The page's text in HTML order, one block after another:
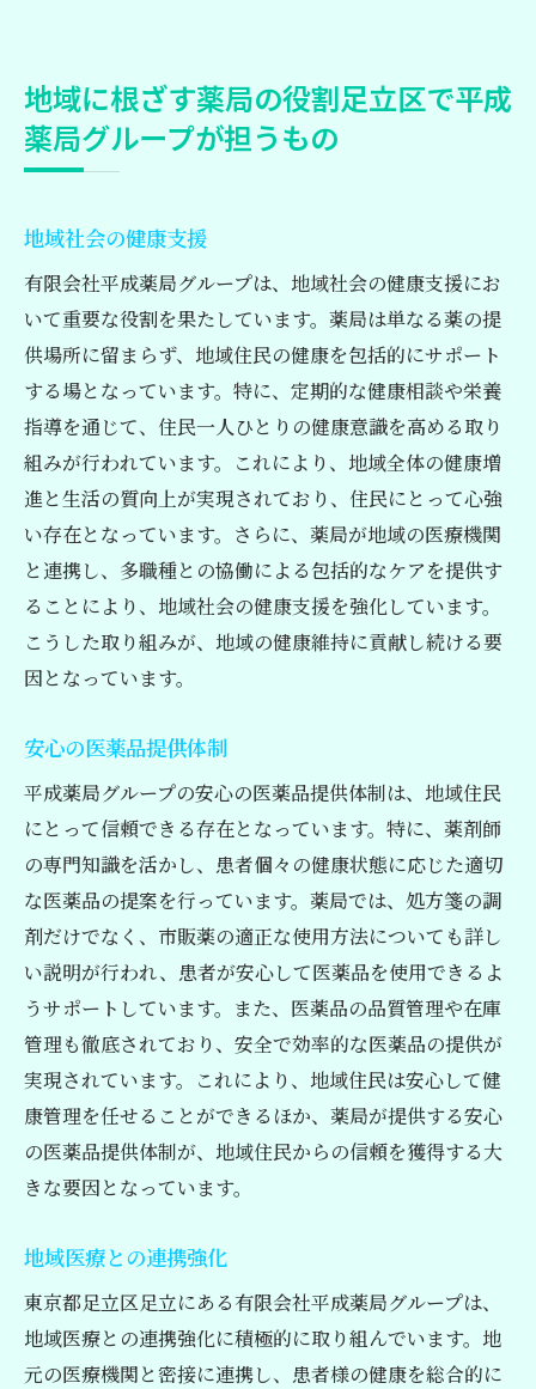
地域に根ざす薬局の役割足立区で平成
薬局グループが担うもの
地域社会の健康支援
有限会社平成薬局グループは、地域社会の健康支援にお
いて重要な役割を果たしています。薬局は単なる薬の提
供場所に留まらず、地域住民の健康を包括的にサポート
する場となっています。特に、定期的な健康相談や栄養
指導を通じて、住民一人ひとりの健康意識を高める取り
組みが行われています。これにより、地域全体の健康増
進と生活の質向上が実現されており、住民にとって心強
い存在となっています。さらに、薬局が地域の医療機関
と連携し、多職種との協働による包括的なケアを提供す
ることにより、地域社会の健康支援を強化しています。
こうした取り組みが、地域の健康維持に貢献し続ける要
因となっています。
安心の医薬品提供体制
平成薬局グループの安心の医薬品提供体制は、地域住民
にとって信頼できる存在となっています。特に、薬剤師
の専門知識を活かし、患者個々の健康状態に応じた適切
な医薬品の提案を行っています。薬局では、処方箋の調
剤だけでなく、市販薬の適正な使用方法についても詳し
い説明が行われ、患者が安心して医薬品を使用できるよ
うサポートしています。また、医薬品の品質管理や在庫
管理も徹底されており、安全で効率的な医薬品の提供が
実現されています。これにより、地域住民は安心して健
康管理を任せることができるほか、薬局が提供する安心
の医薬品提供体制が、地域住民からの信頼を獲得する大
きな要因となっています。
地域医療との連携強化
東京都足立区足立にある有限会社平成薬局グループは、
地域医療との連携強化に積極的に取り組んでいます。地
元の医療機関と密接に連携し、患者様の健康を総合的に